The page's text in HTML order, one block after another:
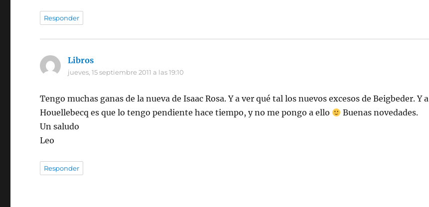
Responder
Libros
jueves, 15 septiembre 2011 a las 19:10
Tengo muchas ganas de la nueva de Isaac Rosa. Y a ver qué tal los nuevos excesos de Beigbeder. Y a
Houellebecq es que lo tengo pendiente hace tiempo, y no me pongo a ello
Buenas novedades.
Un saludo
Leo
Responder